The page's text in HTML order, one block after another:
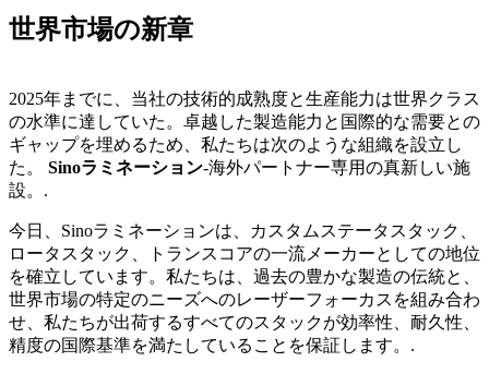
世界市場の新章
2025年までに、当社の技術的成熟度と生産能力は世界クラス
の水準に達していた。卓越した製造能力と国際的な需要との
ギャップを埋めるため、私たちは次のような組織を設立し
た。 Sinoラミネーション-海外パートナー専用の真新しい施
設。.
今日、Sinoラミネーションは、カスタムステータスタック、
ロータスタック、トランスコアの一流メーカーとしての地位
を確立しています。私たちは、過去の豊かな製造の伝統と、
世界市場の特定のニーズへのレーザーフォーカスを組み合わ
せ、私たちが出荷するすべてのスタックが効率性、耐久性、
精度の国際基準を満たしていることを保証します。.